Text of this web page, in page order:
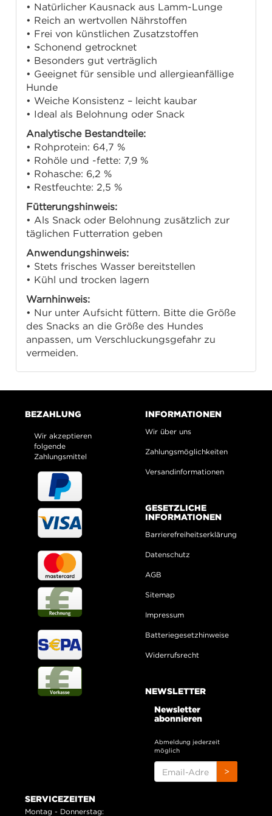
• Natürlicher Kausnack aus Lamm-Lunge
• Reich an wertvollen Nährstoffen
• Frei von künstlichen Zusatzstoffen
• Schonend getrocknet
• Besonders gut verträglich
• Geeignet für sensible und allergieanfällige
Hunde
• Weiche Konsistenz – leicht kaubar
• Ideal als Belohnung oder Snack
Analytische Bestandteile:
• Rohprotein: 64,7 %
• Rohöle und -fette: 7,9 %
• Rohasche: 6,2 %
• Restfeuchte: 2,5 %
Fütterungshinweis:
• Als Snack oder Belohnung zusätzlich zur
täglichen Futterration geben
Anwendungshinweis:
• Stets frisches Wasser bereitstellen
• Kühl und trocken lagern
Warnhinweis:
• Nur unter Aufsicht füttern. Bitte die Größe
des Snacks an die Größe des Hundes
anpassen, um Verschluckungsgefahr zu
vermeiden.
BEZAHLUNG
Wir akzeptieren
folgende
Zahlungsmittel
INFORMATIONEN
Wir über uns
Zahlungsmöglichkeiten
Versandinformationen
GESETZLICHE
INFORMATIONEN
Barrierefreiheitserklärung
Datenschutz
AGB
Sitemap
Impressum
Batteriegesetzhinweise
Widerrufsrecht
NEWSLETTER
Newsletter
abonnieren
Abmeldung jederzeit
möglich
ADRESSE
>
SERVICEZEITEN
Montag - Donnerstag: